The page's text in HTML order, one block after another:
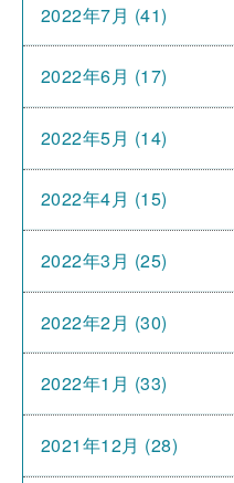
2022年7月 (41)
2022年6月 (17)
2022年5月 (14)
2022年4月 (15)
2022年3月 (25)
2022年2月 (30)
2022年1月 (33)
2021年12月 (28)